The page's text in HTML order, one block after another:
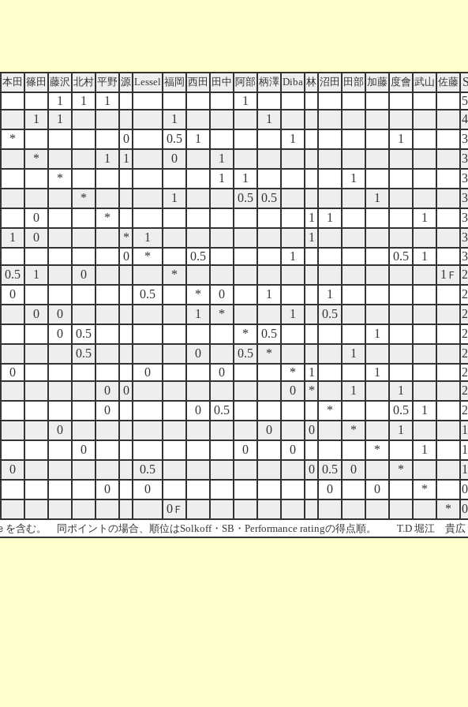
本田 篠田 藤沢 北村 平野 源 Lessel 福岡 西田 田中 阿部 柄澤 Diba 林 沼田 田部 加藤 度會 武山 佐藤
1 1 1 1
1 1 1 1
* 0 0.5 1 1 1
* 1 1 0 1
* 1 1 1
* 1 0.5 0.5 1
0 * 1 1 1
1 0 * 1 1
0 * 0.5 1 0.5 1
0.5 1 0 * 1 Ｆ
0 0.5 * 0 1 1
0 0 1 * 1 0.5
0 0.5 * 0.5 1
0.5 0 0.5 * 1
0 0 0 * 1 1
0 0 0 * 1 1
0 0 0.5 * 0.5 1
0 0 0 * 1
0 0 0 * 1
0 0.5 0 0.5 0 *
0 0 0 0 *
0Ｆ *
含む。 同ポイントの場合、順位はSolkoff・SB・Performance ratingの得点順。 T.D 堀江 貴広